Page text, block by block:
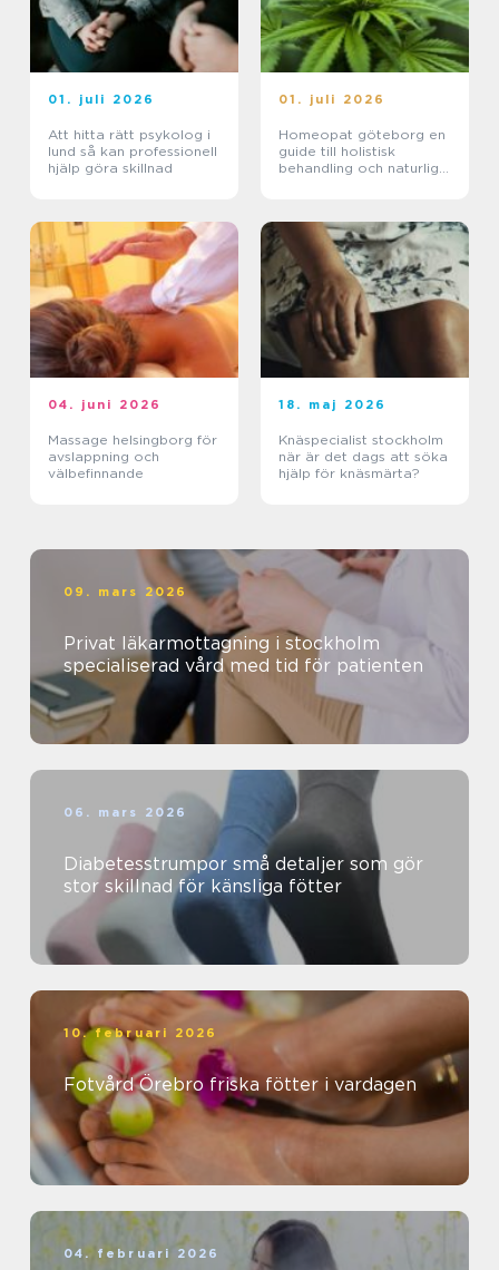
01. juli 2026
Att hitta rätt psykolog i
lund så kan professionell
hjälp göra skillnad
01. juli 2026
Homeopat göteborg en
guide till holistisk
behandling och naturlig
04. juni 2026
Massage helsingborg för
avslappning och
välbefinnande
18. maj 2026
Knäspecialist stockholm
när är det dags att söka
hjälp för knäsmärta?
09. mars 2026
Privat läkarmottagning i stockholm
specialiserad vård med tid för patienten
06. mars 2026
Diabetesstrumpor små detaljer som gör
stor skillnad för känsliga fötter
10. februari 2026
Fotvård Örebro friska fötter i vardagen
04. februari 2026